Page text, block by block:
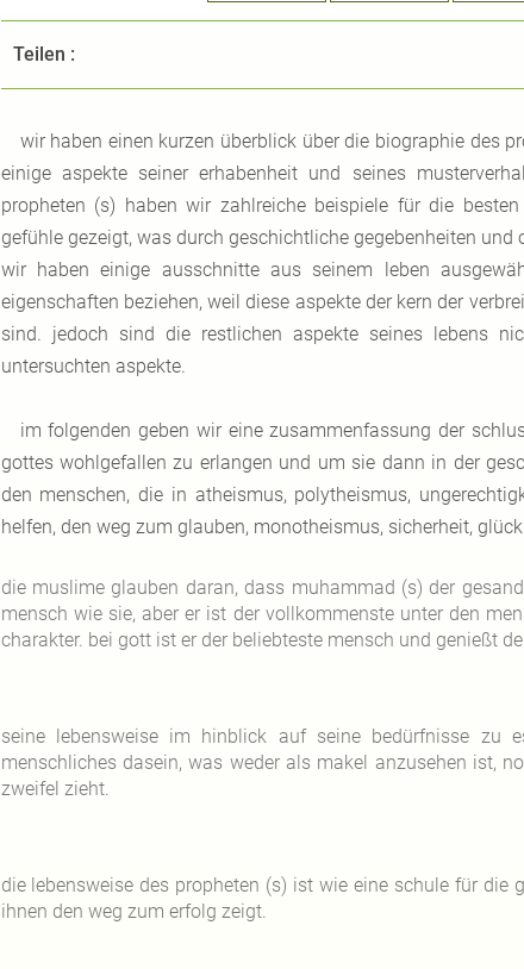
Teilen :
wir haben einen kurzen überblick über die biographie des
einige aspekte seiner erhabenheit und seines
propheten (s) haben wir zahlreiche beispiele für die
gefühle gezeigt, was durch geschichtliche gegebenheiten
wir haben einige ausschnitte aus seinem leben
eigenschaften beziehen, weil diese aspekte der kern der
sind. jedoch sind die restlichen aspekte seines lebens
untersuchten aspekte.
im folgenden geben wir eine zusammenfassung der
gottes wohlgefallen zu erlangen und um sie dann in der
den menschen, die in atheismus, polytheismus,
helfen, den weg zum glauben, monotheismus, sicherheit,
die muslime glauben daran, dass muhammad (s) der
mensch wie sie, aber er ist der vollkommenste unter den
charakter. bei gott ist er der beliebteste mensch und genießt
seine lebensweise im hinblick auf seine bedürfnisse zu
menschliches dasein, was weder als makel anzusehen ist,
zweifel zieht.
die lebensweise des propheten (s) ist wie eine schule für
ihnen den weg zum erfolg zeigt.